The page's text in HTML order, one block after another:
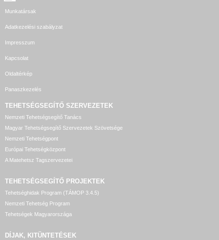
Munkatársak
Adatkezelési szabályzat
Impresszum
Kapcsolat
Oldaltérkép
Panaszkezelés
TEHETSÉGSEGÍTŐ SZERVEZETEK
Nemzeti Tehetségsegítő Tanács
Magyar Tehetségsegítő Szervezetek Szövetsége
Nemzeti Tehetségpont
Európai Tehetségközpont
A Matehetsz Tagszervezetei
TEHETSÉGSEGÍTŐ PROJEKTEK
Tehetséghidak Program (TÁMOP 3.4.5)
Nemzeti Tehetség Program
Tehetségek Magyarországa
DÍJAK, KITÜNTETÉSEK